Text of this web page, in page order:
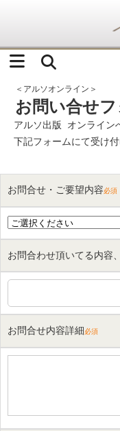
＜アルソオンライン＞
お問い合せ
アルソ出版 オンライン
下記フォームにて受け
お問合せ・ご要望内容必須
お問合わせ頂いてる内容
お問合せ内容詳細必須